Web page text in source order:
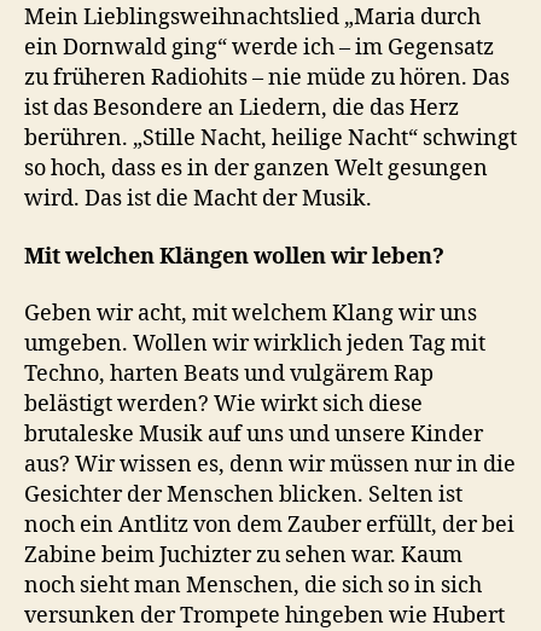
Mein Lieblingsweihnachtslied „Maria durch
ein Dornwald ging“ werde ich – im Gegensatz
zu früheren Radiohits – nie müde zu hören. Das
ist das Besondere an Liedern, die das Herz
berühren. „Stille Nacht, heilige Nacht“ schwingt
so hoch, dass es in der ganzen Welt gesungen
wird. Das ist die Macht der Musik.
Mit welchen Klängen wollen wir leben?
Geben wir acht, mit welchem Klang wir uns
umgeben. Wollen wir wirklich jeden Tag mit
Techno, harten Beats und vulgärem Rap
belästigt werden? Wie wirkt sich diese
brutaleske Musik auf uns und unsere Kinder
aus? Wir wissen es, denn wir müssen nur in die
Gesichter der Menschen blicken. Selten ist
noch ein Antlitz von dem Zauber erfüllt, der bei
Zabine beim Juchizter zu sehen war. Kaum
noch sieht man Menschen, die sich so in sich
versunken der Trompete hingeben wie Hubert